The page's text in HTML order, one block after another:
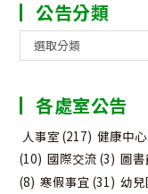
公告分類
告
類
選取分類
各處室公告
人事室 (217) 健康中心
(10) 國際交流 (3) 圖書
(8) 寒假事宜 (31) 幼兒